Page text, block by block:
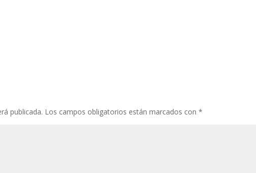
publicada. Los campos obligatorios están marcados con*